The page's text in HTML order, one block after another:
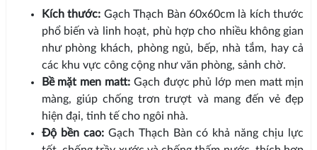
Kích thước: Gạch Thạch Bàn 60x60cm là kích thước
phổ biến và linh hoạt, phù hợp cho nhiều không gian
như phòng khách, phòng ngủ, bếp, nhà tắm, hay cả
các khu vực công cộng như văn phòng, sảnh chờ.
Bề mặt men matt:Gạch được phủ lớp men matt mịn
màng, giúp chống trơn trượt và mang đến vẻ đẹp
hiện đại, tinh tế cho ngôi nhà.
Độ bền cao:Gạch Thạch Bàn có khả năng chịu lực